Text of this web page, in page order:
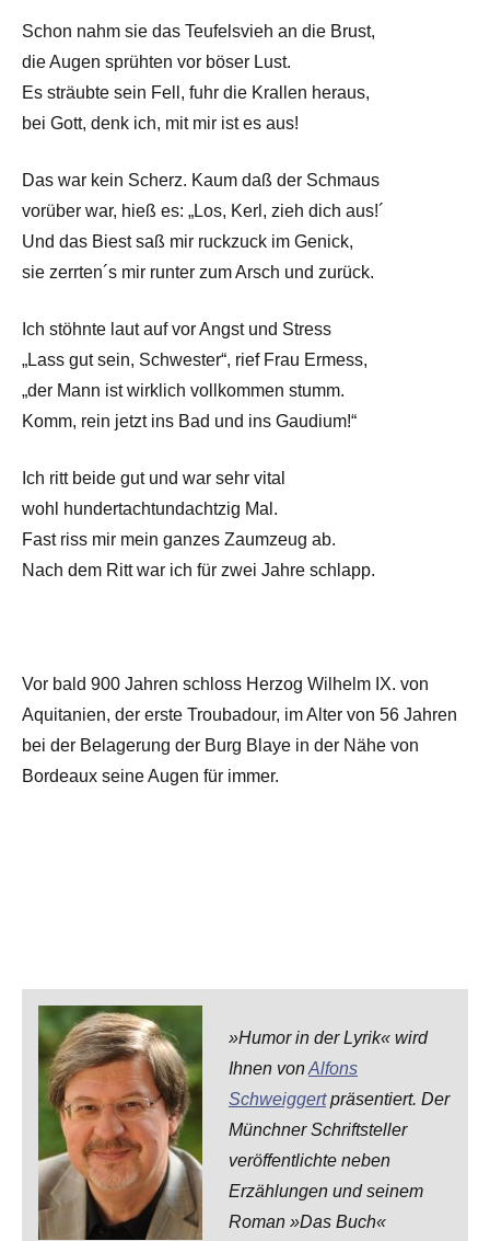
Schon nahm sie das Teufelsvieh an die Brust,
die Augen sprühten vor böser Lust.
Es sträubte sein Fell, fuhr die Krallen heraus,
bei Gott, denk ich, mit mir ist es aus!
Das war kein Scherz. Kaum daß der Schmaus
vorüber war, hieß es: „Los, Kerl, zieh dich aus!´
Und das Biest saß mir ruckzuck im Genick,
sie zerrten´s mir runter zum Arsch und zurück.
Ich stöhnte laut auf vor Angst und Stress
„Lass gut sein, Schwester“, rief Frau Ermess,
„der Mann ist wirklich vollkommen stumm.
Komm, rein jetzt ins Bad und ins Gaudium!“
Ich ritt beide gut und war sehr vital
wohl hundertachtundachtzig Mal.
Fast riss mir mein ganzes Zaumzeug ab.
Nach dem Ritt war ich für zwei Jahre schlapp.
Vor bald 900 Jahren schloss Herzog Wilhelm IX. von
Aquitanien, der erste Troubadour, im Alter von 56 Jahren
bei der Belagerung der Burg Blaye in der Nähe von
Bordeaux seine Augen für immer.
»Humor in der Lyrik« wird
Ihnen vonAlfons
Schweiggertpräsentiert. Der
Münchner Schriftsteller
veröffentlichte neben
Erzählungen und seinem
Roman »Das Buch«